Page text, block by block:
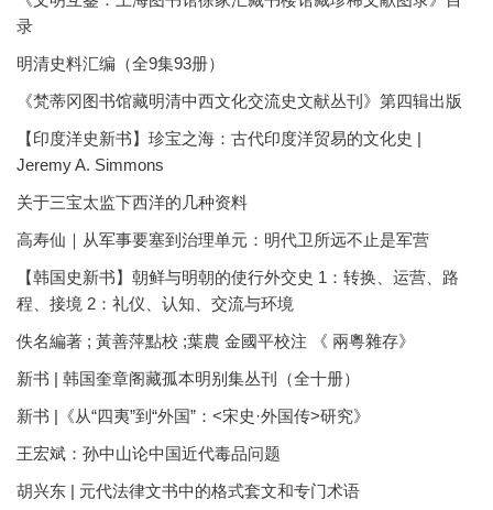
录
明清史料汇编（全9集93册）
《梵蒂冈图书馆藏明清中西文化交流史文献丛刊》第四辑出版
【印度洋史新书】珍宝之海：古代印度洋贸易的文化史 |
Jeremy A. Simmons
关于三宝太监下西洋的几种资料
高寿仙｜从军事要塞到治理单元：明代卫所远不止是军营
【韩国史新书】朝鲜与明朝的使行外交史 1：转换、运营、路
程、接境 2：礼仪、认知、交流与环境
佚名編著 ; 黃善萍點校 ;葉農 金國平校注 《 兩粵雜存》
新书 | 韩国奎章阁藏孤本明别集丛刊（全十册）
新书 |《从“四夷”到“外国”：<宋史·外国传>研究》
王宏斌：孙中山论中国近代毒品问题
胡兴东 | 元代法律文书中的格式套文和专门术语